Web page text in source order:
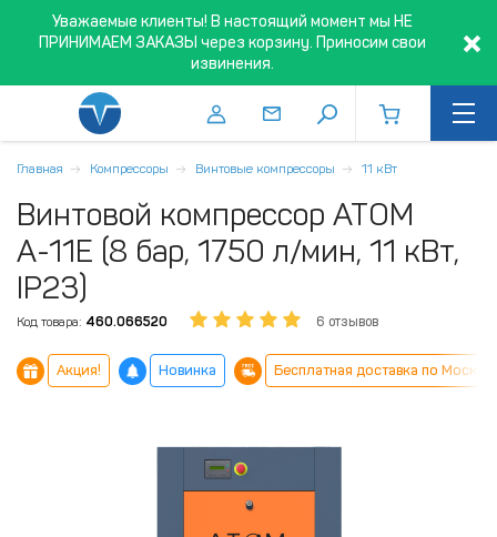
Уважаемые клиенты! В настоящий момент мы НЕ
ПРИНИМАЕМ ЗАКАЗЫ через корзину. Приносим свои
извинения.
Главная Компрессоры Винтовые компрессоры 11 кВт
Винтовой компрессор ATOM
А-11Е (8 бар, 1750 л/мин, 11 кВт,
IP23)
Код товара: 460.066520 6 отзывов
Акция! Новинка Бесплатная доставка по Москве